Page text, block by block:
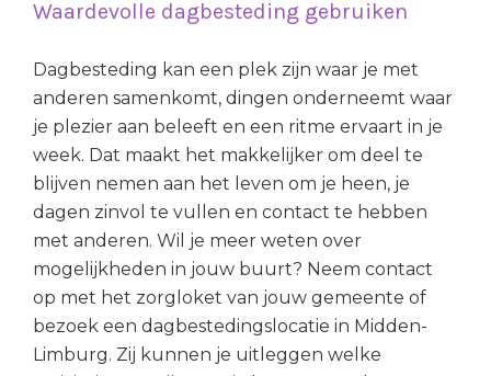
Waardevolle dagbesteding gebruiken
Dagbesteding kan een plek zijn waar je met
anderen samenkomt, dingen onderneemt waar
je plezier aan beleeft en een ritme ervaart in je
week. Dat maakt het makkelijker om deel te
blijven nemen aan het leven om je heen, je
dagen zinvol te vullen en contact te hebben
met anderen. Wil je meer weten over
mogelijkheden in jouw buurt? Neem contact
op met het zorgloket van jouw gemeente of
bezoek een dagbestedingslocatie in Midden-
Limburg. Zij kunnen je uitleggen welke